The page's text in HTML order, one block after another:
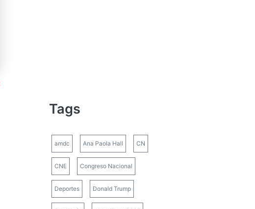
Tags
amdc Ana Paola Hall CN
CNE Congreso Nacional
Deportes Donald Trump